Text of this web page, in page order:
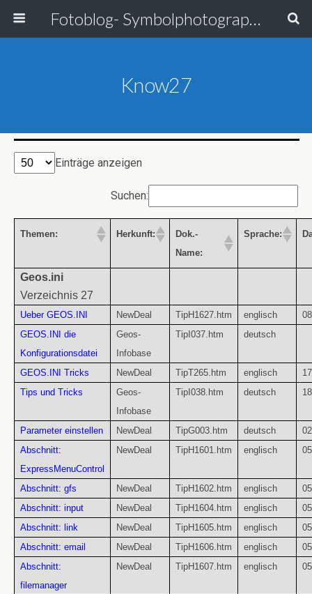
Fotoblog- Symbolphotographie
Know27
Einträge anzeigen
Suchen:
Themen: Herkunft:
Dok.-
Name:
Sprache:
Geos.ini
Verzeichnis 27
Ueber GEOS.INI NewDeal TipH1627.htm englisch
GEOS.INI die
Konfigurationsdatei
Geos-
Infobase
TipI037.htm deutsch
GEOS.INI Tricks NewDeal TipT265.htm englisch
Tips und Tricks
Geos-
Infobase
TipI038.htm deutsch
Parameter einstellen NewDeal TipG003.htm deutsch
Abschnitt:
ExpressMenuControl
NewDeal TipH1601.htm englisch
Abschnitt: gfs NewDeal TipH1602.htm englisch
Abschnitt: input
NewDeal TipH1604.htm englisch
Abschnitt: link
NewDeal TipH1605.htm englisch
Abschnitt: email
NewDeal TipH1606.htm englisch
Abschnitt:
filemanager
NewDeal TipH1607.htm englisch